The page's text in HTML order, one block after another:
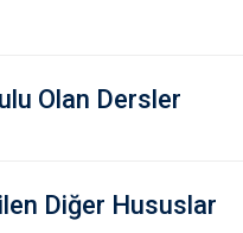
Olan Dersler
Diğer Hususlar